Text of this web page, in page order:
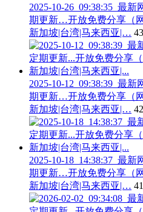
2025-10-26_09:38:35_最
期更新…开放免费分享（
新加坡|台湾|马来西亚|…
2025-10-12_09:38:39_最
期更新…开放免费分享（
新加坡|台湾|马来西亚|…
2025-10-18_14:38:37_最
期更新…开放免费分享（
新加坡|台湾|马来西亚|…